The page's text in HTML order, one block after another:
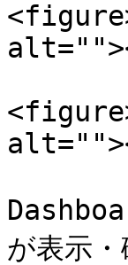
が表示・